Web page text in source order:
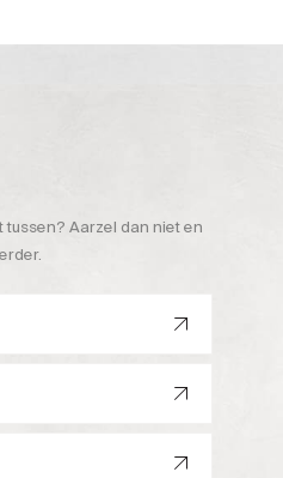
tussen? Aarzel dan niet en